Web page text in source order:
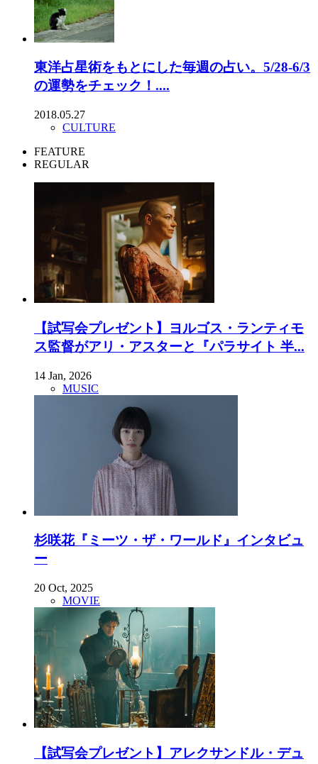
東洋占星術をもとにした毎週の占い。5/28-6/3
の運勢をチェック！....
2018.05.27
CULTURE
FEATURE
REGULAR
【試写会プレゼント】ヨルゴス・ランティモ
ス監督がアリ・アスターと『パラサイト 半...
14 Jan, 2026
MUSIC
杉咲花『ミーツ・ザ・ワールド』インタビュ
ー
20 Oct, 2025
MOVIE
【試写会プレゼント】アレクサンドル・デュ